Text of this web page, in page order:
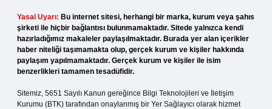
Yasal Uyarı: Bu internet sitesi, herhangi bir marka, kurum veya şahıs
şirketi ile hiçbir bağlantısı bulunmamaktadır. Sitede yalnızca kendi
hazırladığımız makaleler paylaşılmaktadır. Burada yer alan içerikler
haber niteliği taşımamakta olup, gerçek kurum ve kişiler hakkında
paylaşım yapılmamaktadır. Gerçek kurum ve kişiler ile isim
benzerlikleri tamamen tesadüfidir.
Sitemiz, 5651 Sayılı Kanun gereğince Bilgi Teknolojileri ve İletişim
Kurumu (BTK) tarafından onaylanmış bir Yer Sağlayıcı olarak hizmet